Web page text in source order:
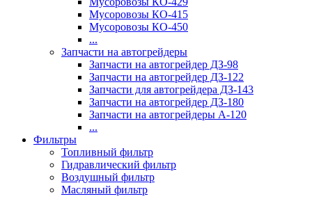
Мусоровозы КО-415
Мусоровозы КО-450
...
Запчасти на автогрейдеры
Запчасти на автогрейдер ДЗ-98
Запчасти на автогрейдер ДЗ-122
Запчасти для автогрейдера ДЗ-143
Запчасти на автогрейдер ДЗ-180
Запчасти на автогрейдеры А-120
...
Фильтры
Топливный фильтр
Гидравлический фильтр
Воздушный фильтр
Масляный фильтр